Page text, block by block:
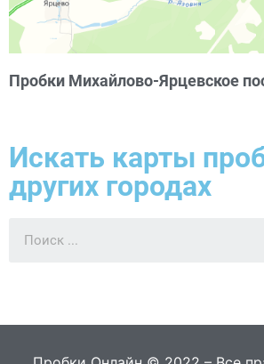
Пробки Михайлово-Ярцевское
Искать карты
других городах